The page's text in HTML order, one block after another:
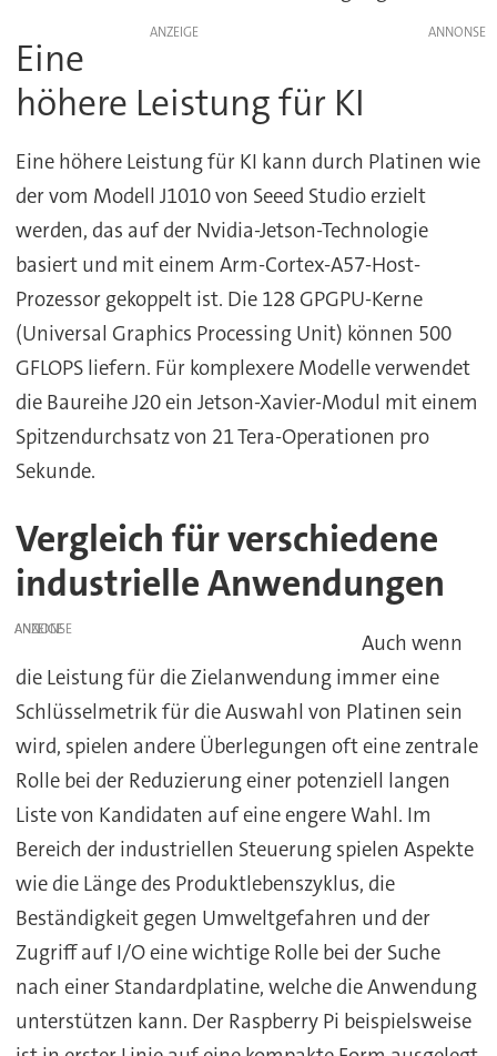
ANZEIGE
Eine
höhere Leistung für KI
Eine höhere Leistung für KI kann durch Platinen wie
der vom Modell J1010 von Seeed Studio erzielt
werden, das auf der Nvidia-Jetson-Technologie
basiert und mit einem Arm-Cortex-A57-Host-
Prozessor gekoppelt ist. Die 128 GPGPU-Kerne
(Universal Graphics Processing Unit) können 500
GFLOPS liefern. Für komplexere Modelle verwendet
die Baureihe J20 ein Jetson-Xavier-Modul mit einem
Spitzendurchsatz von 21 Tera-Operationen pro
Sekunde.
Vergleich für verschiedene
industrielle Anwendungen
ANZEIGE
Auch wenn
die Leistung für die Zielanwendung immer eine
Schlüsselmetrik für die Auswahl von Platinen sein
wird, spielen andere Überlegungen oft eine zentrale
Rolle bei der Reduzierung einer potenziell langen
Liste von Kandidaten auf eine engere Wahl. Im
Bereich der industriellen Steuerung spielen Aspekte
wie die Länge des Produktlebenszyklus, die
Beständigkeit gegen Umweltgefahren und der
Zugriff auf I/O eine wichtige Rolle bei der Suche
nach einer Standardplatine, welche die Anwendung
unterstützen kann. Der Raspberry Pi beispielsweise